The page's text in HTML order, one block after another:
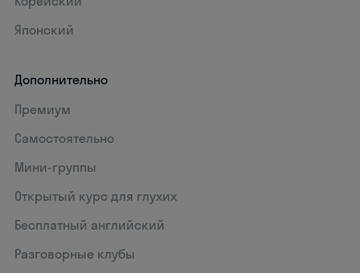
Японский
Дополнительно
Премиум
Самостоятельно
Мини-группы
Открытый курс для глухих
Бесплатный английский
Разговорные клубы